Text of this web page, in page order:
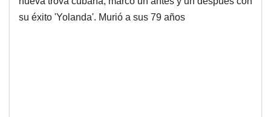
su éxito 'Yolanda'. Murió a sus 79 años